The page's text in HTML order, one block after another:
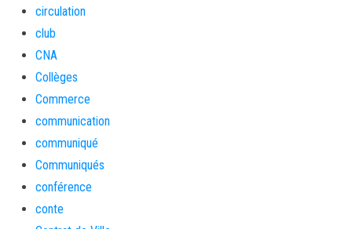
circulation
club
CNA
Collèges
Commerce
communication
communiqué
Communiqués
conférence
conte